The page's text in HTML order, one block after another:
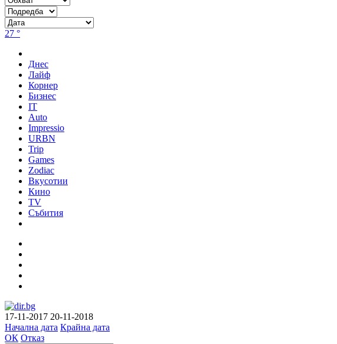
27 °
Днес
Лайф
Корнер
Бизнес
IT
Auto
Impressio
URBN
Trip
Games
Zodiac
Вкусотии
Кино
TV
Събития
17-11-2017 20-11-2018
Начална дата Крайна дата
ОК Отказ